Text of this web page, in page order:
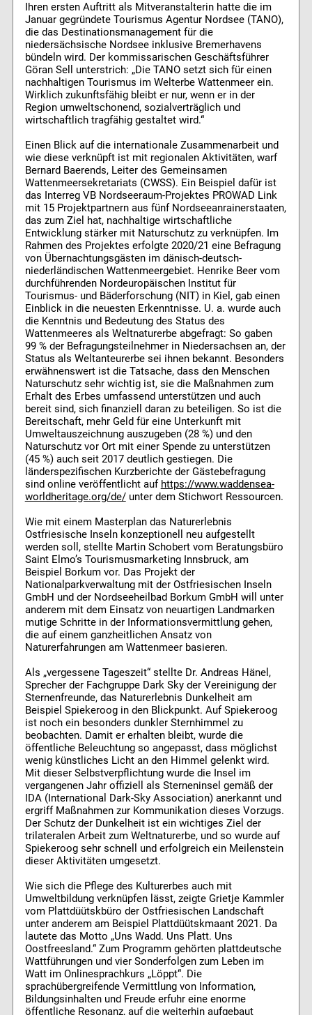
Ihren ersten Auftritt als Mitveranstalterin hatte die im
Januar gegründete Tourismus Agentur Nordsee (TANO),
die das Destinationsmanagement für die
niedersächsische Nordsee inklusive Bremerhavens
bündeln wird. Der kommissarischen Geschäftsführer
Göran Sell unterstrich: „Die TANO setzt sich für einen
nachhaltigen Tourismus im Welterbe Wattenmeer ein.
Wirklich zukunftsfähig bleibt er nur, wenn er in der
Region umweltschonend, sozialverträglich und
wirtschaftlich tragfähig gestaltet wird.“
Einen Blick auf die internationale Zusammenarbeit und
wie diese verknüpft ist mit regionalen Aktivitäten, warf
Bernard Baerends, Leiter des Gemeinsamen
Wattenmeersekretariats (CWSS). Ein Beispiel dafür ist
das Interreg VB Nordseeraum-Projektes PROWAD Link
mit 15 Projektpartnern aus fünf Nordseeanrainerstaaten,
das zum Ziel hat, nachhaltige wirtschaftliche
Entwicklung stärker mit Naturschutz zu verknüpfen. Im
Rahmen des Projektes erfolgte 2020/21 eine Befragung
von Übernachtungsgästen im dänisch-deutsch-
niederländischen Wattenmeergebiet. Henrike Beer vom
durchführenden Nordeuropäischen Institut für
Tourismus- und Bäderforschung (NIT) in Kiel, gab einen
Einblick in die neuesten Erkenntnisse. U. a. wurde auch
die Kenntnis und Bedeutung des Status des
Wattenmeeres als Weltnaturerbe abgefragt: So gaben
99 % der Befragungsteilnehmer in Niedersachsen an, der
Status als Weltanteurerbe sei ihnen bekannt. Besonders
erwähnenswert ist die Tatsache, dass den Menschen
Naturschutz sehr wichtig ist, sie die Maßnahmen zum
Erhalt des Erbes umfassend unterstützen und auch
bereit sind, sich finanziell daran zu beteiligen. So ist die
Bereitschaft, mehr Geld für eine Unterkunft mit
Umweltauszeichnung auszugeben (28 %) und den
Naturschutz vor Ort mit einer Spende zu unterstützen
(45 %) auch seit 2017 deutlich gestiegen. Die
länderspezifischen Kurzberichte der Gästebefragung
sind online veröffentlicht auf https://www.waddensea-
worldheritage.org/de/unter dem Stichwort Ressourcen.
Wie mit einem Masterplan das Naturerlebnis
Ostfriesische Inseln konzeptionell neu aufgestellt
werden soll, stellte Martin Schobert vom Beratungsbüro
Saint Elmo’s Tourismusmarketing Innsbruck, am
Beispiel Borkum vor. Das Projekt der
Nationalparkverwaltung mit der Ostfriesischen Inseln
GmbH und der Nordseeheilbad Borkum GmbH will unter
anderem mit dem Einsatz von neuartigen Landmarken
mutige Schritte in der Informationsvermittlung gehen,
die auf einem ganzheitlichen Ansatz von
Naturerfahrungen am Wattenmeer basieren.
Als „vergessene Tageszeit“ stellte Dr. Andreas Hänel,
Sprecher der Fachgruppe Dark Sky der Vereinigung der
Sternenfreunde, das Naturerlebnis Dunkelheit am
Beispiel Spiekeroog in den Blickpunkt. Auf Spiekeroog
ist noch ein besonders dunkler Sternhimmel zu
beobachten. Damit er erhalten bleibt, wurde die
öffentliche Beleuchtung so angepasst, dass möglichst
wenig künstliches Licht an den Himmel gelenkt wird.
Mit dieser Selbstverpflichtung wurde die Insel im
vergangenen Jahr offiziell als Sterneninsel gemäß der
IDA (International Dark-Sky Association) anerkannt und
ergriff Maßnahmen zur Kommunikation dieses Vorzugs.
Der Schutz der Dunkelheit ist ein wichtiges Ziel der
trilateralen Arbeit zum Weltnaturerbe, und so wurde auf
Spiekeroog sehr schnell und erfolgreich ein Meilenstein
dieser Aktivitäten umgesetzt.
Wie sich die Pflege des Kulturerbes auch mit
Umweltbildung verknüpfen lässt, zeigte Grietje Kammler
vom Plattdüütskbüro der Ostfriesischen Landschaft
unter anderem am Beispiel Plattdüütskmaant 2021. Da
lautete das Motto „Uns Wadd. Uns Platt. Uns
Oostfreesland.“ Zum Programm gehörten plattdeutsche
Wattführungen und vier Sonderfolgen zum Leben im
Watt im Onlinesprachkurs „Löppt“. Die
sprachübergreifende Vermittlung von Information,
Bildungsinhalten und Freude erfuhr eine enorme
öffentliche Resonanz, auf die weiterhin aufgebaut